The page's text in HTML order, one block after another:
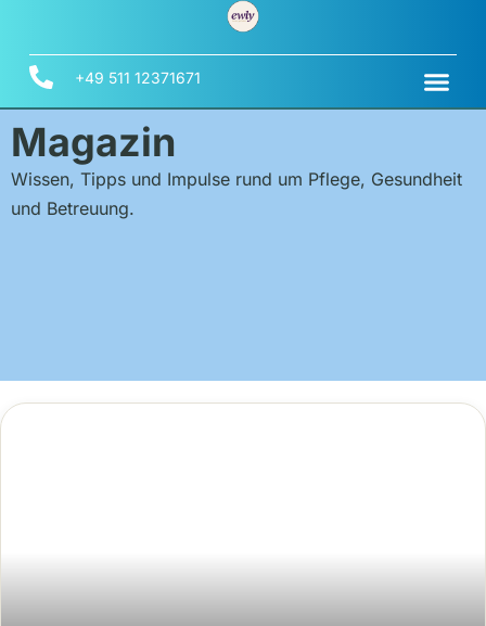
+49 511 12371671
Magazin
Wissen, Tipps und Impulse rund um Pflege, Gesundheit
und Betreuung.